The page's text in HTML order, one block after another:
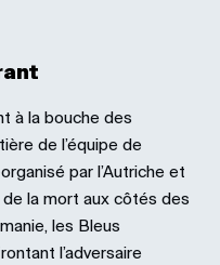
à la bouche des
de l’équipe de
par l’Autriche et
la mort aux côtés des
les Bleus
l’adversaire